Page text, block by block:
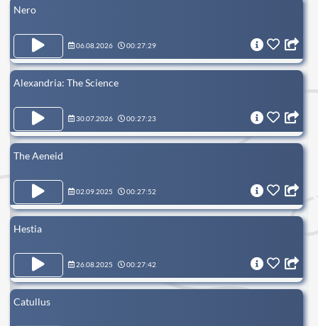
Nero
06.08.2026 00:27:29
Alexandria: The Science
30.07.2026 00:27:23
The Aeneid
02.09.2025 00:27:52
Hestia
26.08.2025 00:27:42
Catullus